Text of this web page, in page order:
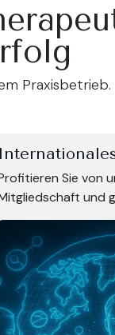
Praxisbetrieb.
Sie von
und